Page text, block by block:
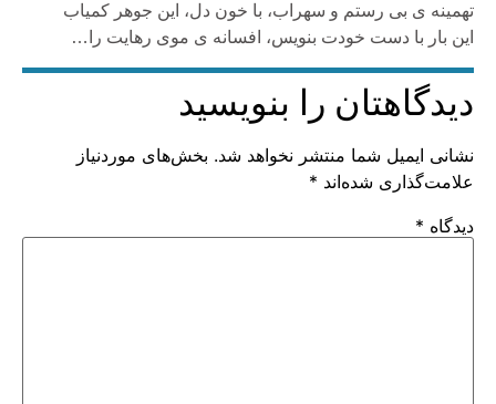
تهمینه ی بی رستم و سهراب، با خون دل، این جوهر کمیاب
این بار با دست خودت بنویس، افسانه ی موی رهایت را…
دیدگاهتان را بنویسید
نشانی ایمیل شما منتشر نخواهد شد. بخش‌های موردنیاز
علامت‌گذاری شده‌اند *
دیدگاه *